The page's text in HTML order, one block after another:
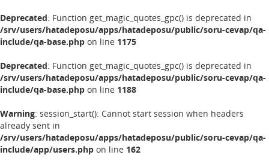
Deprecated: Function get_magic_quotes_gpc() is deprecated in
/srv/users/hatadeposu/apps/hatadeposu/public/soru-cevap/qa-
include/qa-base.php on line 1175
Deprecated: Function get_magic_quotes_gpc() is deprecated in
/srv/users/hatadeposu/apps/hatadeposu/public/soru-cevap/qa-
include/qa-base.php on line 1188
Warning: session_start(): Cannot start session when headers
already sent in
/srv/users/hatadeposu/apps/hatadeposu/public/soru-cevap/qa-
include/app/users.php on line 162